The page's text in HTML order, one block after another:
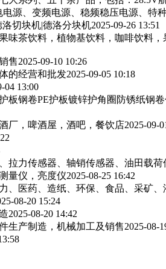
源、变频电源、稳频稳压电源、特
切块机|德洛分块机2025-09-26 13:51
味茶饮料，植物基饮料，咖啡饮料
售2025-09-10 10:26
的经营和批发2025-09-05 10:18
04 13:00
板钢卷PE护板镀锌护角圈防锈纸钢
厂，啤酒屋，酒吧，餐饮店2025-09-
拉力传感器、轴销传感器、油田载
量仪，亮度仪2025-08-25 16:42
、医药、造纸、环保、食品、采矿
08-20 15:24
2025-08-20 14:42
生产制造，机械加工及销售2025-08-